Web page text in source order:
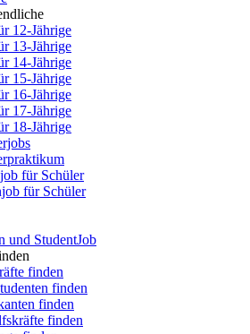
12-Jährige
13-Jährige
14-Jährige
15-Jährige
16-Jährige
17-Jährige
18-Jährige
für Schüler
für Schüler
und StudentJob
finden
finden
finden
finden